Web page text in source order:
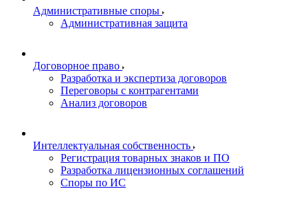
Административные споры
Административная защита
Договорное право
Разработка и экспертиза договоров
Переговоры с контрагентами
Анализ договоров
Интеллектуальная собственность
Регистрация товарных знаков и ПО
Разработка лицензионных соглашений
Споры по ИС